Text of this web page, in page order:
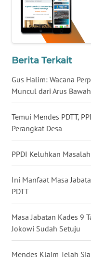
Berita Terkait
Gus Halim: Wacana
Muncul dari Arus Bawah
Temui Mendes PDTT,
Perangkat Desa
PPDI Keluhkan
Ini Manfaat Masa
PDTT
Masa Jabatan Kades 9
Jokowi Sudah Setuju
Mendes Klaim Telah
WN
KALTARA
WN
KALSEL
WN
KALTIM
WN
WN